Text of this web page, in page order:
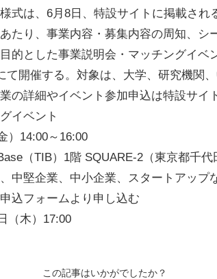
式は、6月8日、特設サイトに掲載され
たり、事業内容・募集内容の周知、シ
的とした事業説明会・マッチングイベ
て開催する。対象は、大学、研究機関、
の詳細やイベント参加申込は特設サイ
イベント
）14:00～16:00
（TIB）1階 SQUARE-2（東京都千代
中堅企業、中小企業、スタートアップ
込フォームより申し込む
（木）17:00
この記事はいかがでしたか？